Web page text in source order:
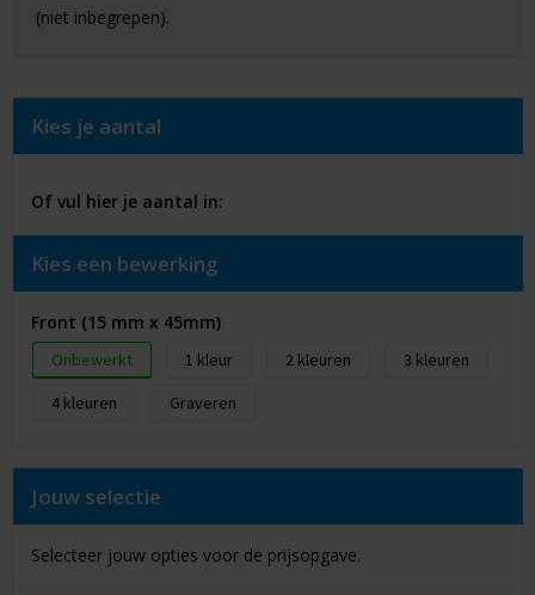
(niet inbegrepen).
Kies je aantal
Of vul hier je aantal in:
Kies een bewerking
Front (15 mm x 45mm)
Onbewerkt 1 2
3
4
Graveren
Jouw selectie
Selecteer jouw opties voor de prijsopgave.